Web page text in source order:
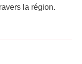
la région.